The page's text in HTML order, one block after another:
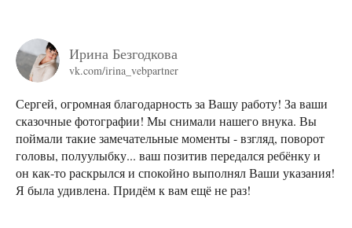
Ирина Безгодкова
vk.com/irina_vebpartner
Сергей, огромная благодарность за Вашу работу! За ваши
сказочные фотографии! Мы снимали нашего внука. Вы
поймали такие замечательные моменты - взгляд, поворот
головы, полуулыбку... ваш позитив передался ребёнку и
он как-то раскрылся и спокойно выполнял Ваши указания!
Я была удивлена. Придём к вам ещё не раз!